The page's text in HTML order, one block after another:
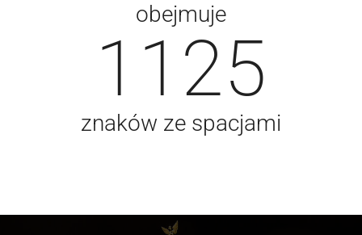
obejmuje
1125
znaków ze spacjami